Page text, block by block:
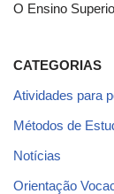
O Ensino
CATEGORIAS
Atividades para
Métodos de
Notícias
Orientação